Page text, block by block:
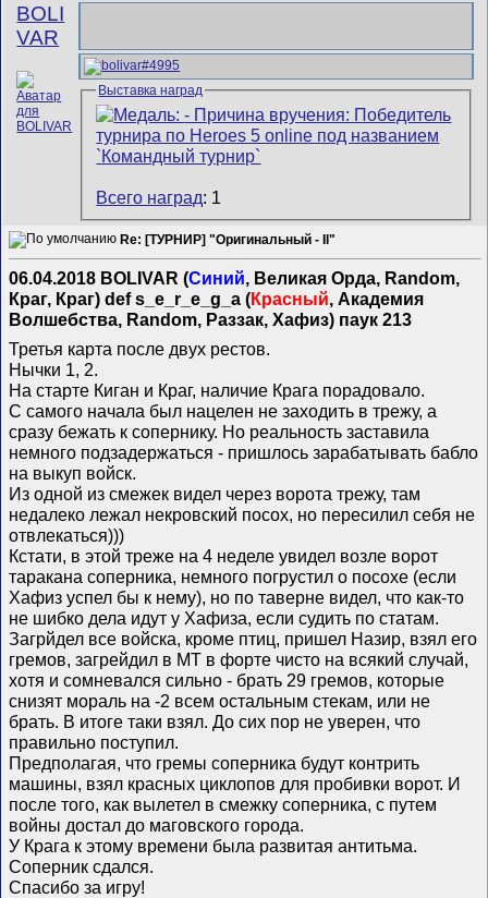
BOLI
VAR
Выставка наград
Всего наград: 1
Re: [ТУРНИР] "Оригинальный - II"
06.04.2018 BOLIVAR (Синий, Великая Орда, Random,
Краг, Краг) def s_e_r_e_g_a (Красный, Академия
Волшебства, Random, Раззак, Хафиз) паук 213
Третья карта после двух рестов.
Нычки 1, 2.
На старте Киган и Краг, наличие Крага порадовало.
С самого начала был нацелен не заходить в трежу, а
сразу бежать к сопернику. Но реальность заставила
немного подзадержаться - пришлось зарабатывать бабло
на выкуп войск.
Из одной из смежек видел через ворота трежу, там
недалеко лежал некровский посох, но пересилил себя не
отвлекаться)))
Кстати, в этой треже на 4 неделе увидел возле ворот
таракана соперника, немного погрустил о посохе (если
Хафиз успел бы к нему), но по таверне видел, что как-то
не шибко дела идут у Хафиза, если судить по статам.
Загрйдел все войска, кроме птиц, пришел Назир, взял его
гремов, загрейдил в МТ в форте чисто на всякий случай,
хотя и сомневался сильно - брать 29 гремов, которые
снизят мораль на -2 всем остальным стекам, или не
брать. В итоге таки взял. До сих пор не уверен, что
правильно поступил.
Предполагая, что гремы соперника будут контрить
машины, взял красных циклопов для пробивки ворот. И
после того, как вылетел в смежку соперника, с путем
войны достал до маговского города.
У Крага к этому времени была развитая антитьма.
Соперник сдался.
Спасибо за игру!